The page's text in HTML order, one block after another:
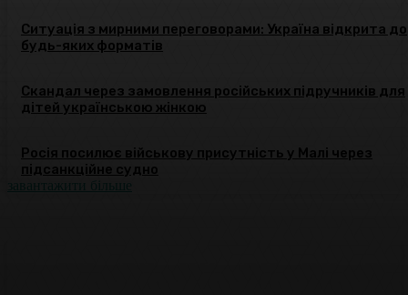
Ситуація з мирними переговорами: Україна відкрита до
будь-яких форматів
Скандал через замовлення російських підручників для
дітей українською жінкою
Росія посилює військову присутність у Малі через
підсанкційне судно
завантажити більше